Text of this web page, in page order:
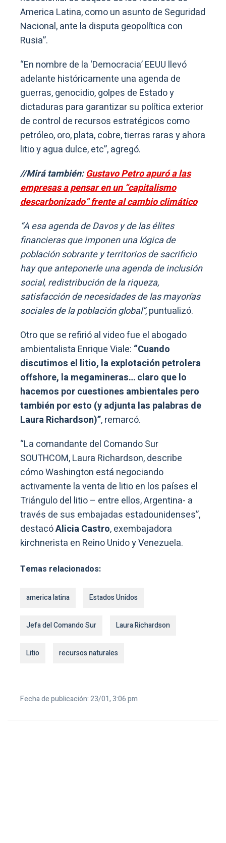
America Latina, como un asunto de Seguridad
Nacional, ante la disputa geopolítica con
Rusia”.
“En nombre de la ‘Democracia’ EEUU llevó
adelante históricamente una agenda de
guerras, genocidio, golpes de Estado y
dictaduras para garantizar su política exterior
de control de recursos estratégicos como
petróleo, oro, plata, cobre, tierras raras y ahora
litio y agua dulce, etc”, agregó.
//Mirá también:Gustavo Petro apuró a las
empresas a pensar en un “capitalismo
descarbonizado” frente al cambio climático
“A esa agenda de Davos y de las élites
financieras que imponen una lógica de
población sobrante y territorios de sacrificio
hay que anteponerle una agenda de inclusión
social, redistribución de la riqueza,
satisfacción de necesidades de las mayorías
sociales de la población global”, puntualizó.
Otro que se refirió al video fue el abogado
ambientalista Enrique Viale: “Cuando
discutimos el litio, la explotación petrolera
offshore, la megamineras… claro que lo
hacemos por cuestiones ambientales pero
también por esto (y adjunta las palabras de
Laura Richardson)”, remarcó.
“La comandante del Comando Sur
SOUTHCOM, Laura Richardson, describe
cómo Washington está negociando
activamente la venta de litio en los países el
Triángulo del litio – entre ellos, Argentina- a
través de sus embajadas estadounidenses”,
destacóAlicia Castro, exembajadora
kirchnerista en Reino Unido y Venezuela.
Temas relacionados:
america latina Estados Unidos
Jefa del Comando Sur Laura Richardson
Litio recursos naturales
Fecha de publicación: 23/01, 3:06 pm